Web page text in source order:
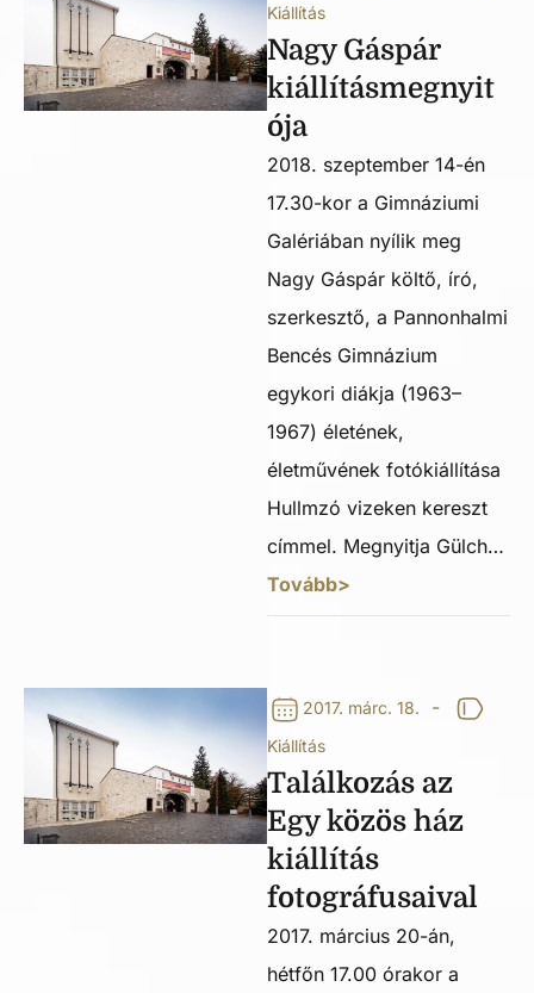
Kiállítás
Nagy Gáspár
kiállításmegnyit
ója
2018. szeptember 14-én
17.30-kor a Gimnáziumi
Galériában nyílik meg
Nagy Gáspár költő, író,
szerkesztő, a Pannonhalmi
Bencés Gimnázium
egykori diákja (1963–
1967) életének,
életművének fotókiállítása
Hullmzó vizeken kereszt
címmel. Megnyitja Gülch…
Tovább>
2017. márc. 18. -
Kiállítás
Találkozás az
Egy közös ház
kiállítás
fotográfusaival
2017. március 20-án,
hétfőn 17.00 órakor a